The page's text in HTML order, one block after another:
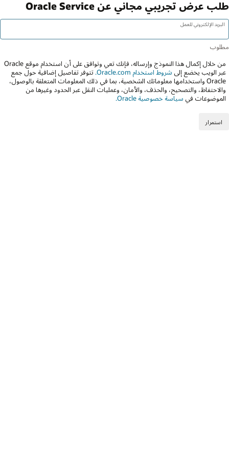
طلب عرض تجريبي مجاني عن Oracle Service
البريد الإلكتروني للعمل
من خلال إكمال هذا النموذج وإرساله، فإنك تعي وتوافق على أن استخدام موقع Oracle
عبر الويب يخضع إلى شروط استخدام Oracle.com.
تتوفر تفاصيل إضافية حول جمع
Oracle واستخدامها معلوماتك الشخصية، بما في ذلك المعلومات المتعلقة بالوصول،
والاحتفاظ، والتصحيح، والحذف، والأمان، وعمليات النقل عبر الحدود وغيرها من
الموضوعات في سياسة خصوصية Oracle.
استمرار